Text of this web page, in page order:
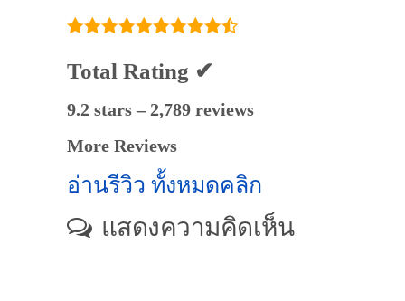
Total Rating ✔
9.2 stars – 2,789 reviews
More Reviews
อ่านรีวิว ทั้งหมดคลิก
แสดงความคิดเห็น